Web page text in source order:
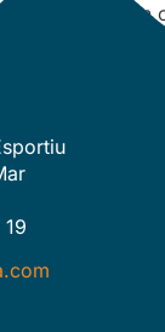
también